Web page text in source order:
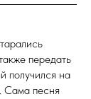
передать
получился на
Сама песня